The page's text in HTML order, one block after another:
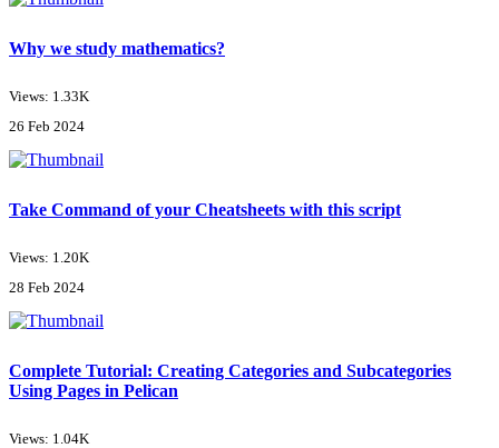
Why we study mathematics?
Views: 1.33K
26 Feb 2024
Take Command of your Cheatsheets with this script
Views: 1.20K
28 Feb 2024
Complete Tutorial: Creating Categories and Subcategories
Using Pages in Pelican
Views: 1.04K